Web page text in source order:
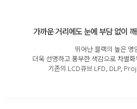
가까운 거리에도 눈에 부담 없이
뛰어난 블랙의 높은 명
더욱 선명하고 풍부한 색감으로 차별
기존의 LCD큐브 LFD, DLP,